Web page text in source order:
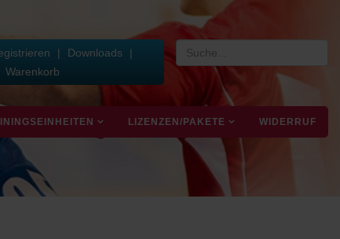
| Downloads
|
Warenkorb
LIZENZEN/PAKETE WIDERRUF